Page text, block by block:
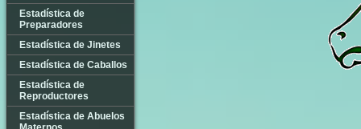
Estadística de
Preparadores
Estadística de Jinetes
Estadística de Caballos
Estadística de
Reproductores
Estadística de Abuelos